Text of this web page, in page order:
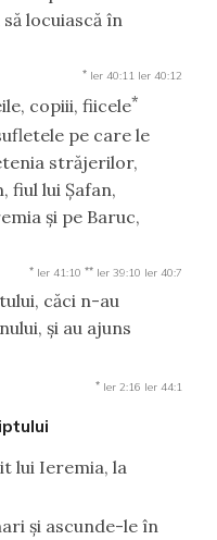
locuiască în
* Ier 40:11 Ier 40:12
copiii, fiicele*
pe care le
străjerilor,
fiul lui Şafan,
şi pe Baruc,
* Ier 41:10 ** Ier 39:10 Ier 40:7
căci n-au
şi au ajuns
* Ier 2:16 Ier 44:1
lui Ieremia, la
şi ascunde-le în